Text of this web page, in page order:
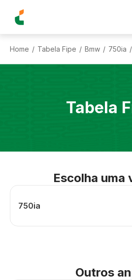
Home / Tabela Fipe / Bmw / 750ia /
Tabela
Escolha uma
750ia
Outros